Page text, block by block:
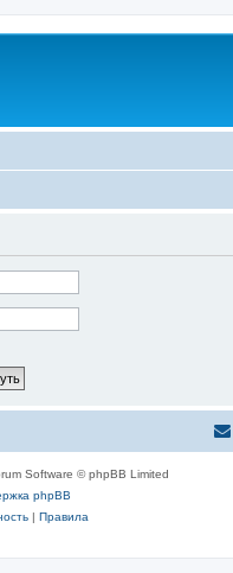
Software © phpBB Limited
phpBB
| Правила